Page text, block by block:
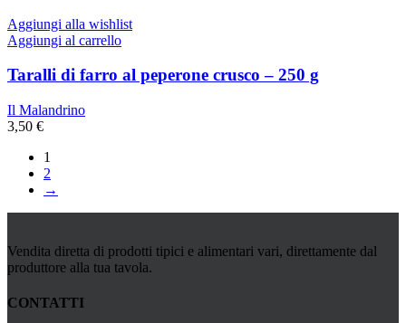
Aggiungi alla wishlist
Aggiungi al carrello
Taralli di farro al peperone crusco – 250 g
Il Malandrino
3,50 €
1
2
→
Vendita diretta di prodotti tipici e alimentari vari, direttamente dal
produttore alla tua tavola.
CONTATTI